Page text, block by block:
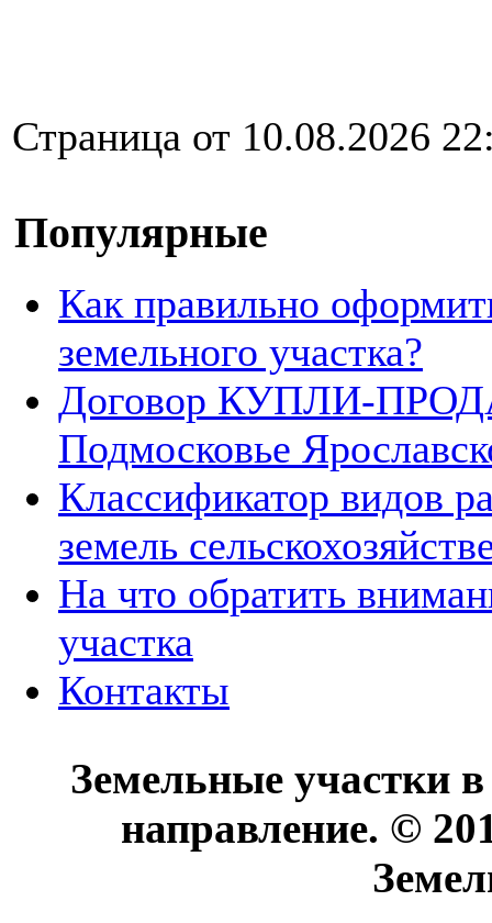
Страница от 10.08.2026
Популярные
Как правильно
земельного участка?
Договор КУПЛИ-
Подмосковье
Классификатор видов
земель
На что обратить
участка
Контакты
Земельные участки
направление. ©